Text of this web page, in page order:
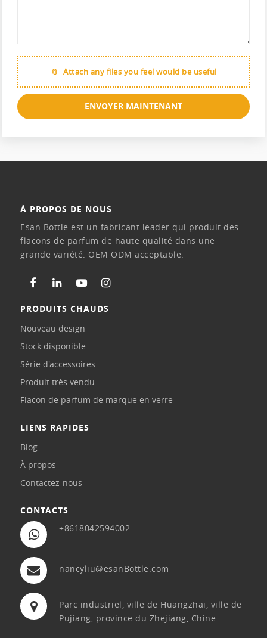
Attach any files you feel would be useful
ENVOYER MAINTENANT
À PROPOS DE NOUS
Esan Bottle est un fabricant leader qui produit des
flacons de parfum de haute qualité dans une
grande variété. OEM ODM acceptable.
PRODUITS CHAUDS
Nouveau design
Stock disponible
Série d'accessoires
Produit très vendu
Flacon de parfum de marque en verre
LIENS RAPIDES
Blog
À propos
Contactez-nous
CONTACTS
+8618042594002
nancyliu@esanBottle.com
Parc industriel, ville de Huangzhai, ville de
Pujiang, province du Zhejiang, Chine